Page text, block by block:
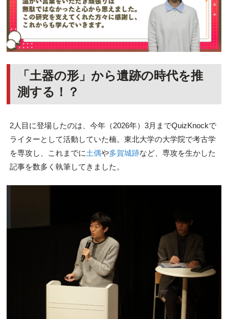
「土器の形」から遺跡の時代を推
測する！？
2人目に登場したのは、今年（2026年）3月までQuizKnockで
ライターとして活動していた楠。東北大学の大学院で考古学
を専攻し、これまでに土偶や多賀城跡など、専攻を生かした
記事を数多く執筆してきました。